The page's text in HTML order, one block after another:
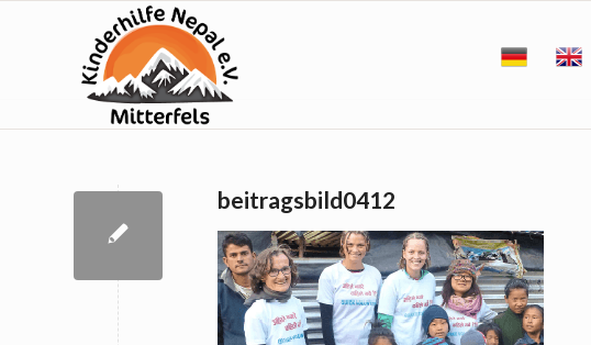
beitragsbild0412